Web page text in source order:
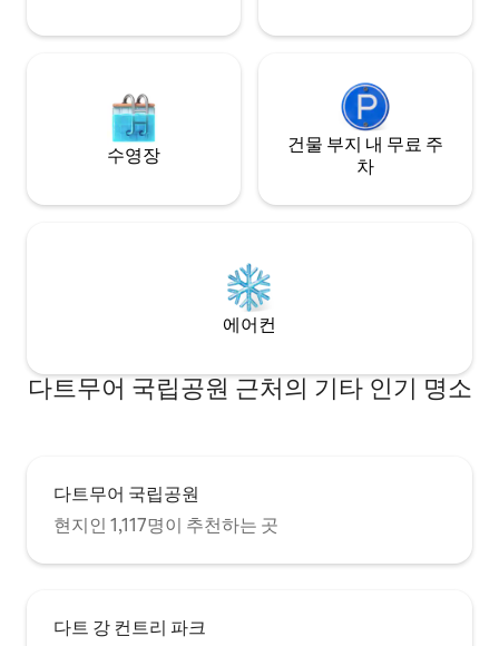
수영장
건물 부지 내 무료 주
차
에어컨
다트무어 국립공원 근처의 기타 인기 명소
다트무어 국립공원
현지인 1,117명이 추천하는 곳
다트 강 컨트리 파크